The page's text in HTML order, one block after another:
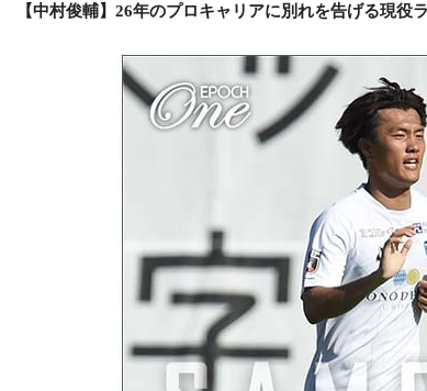
【中村俊輔】26年のプロキャリアに別れを告げる現役